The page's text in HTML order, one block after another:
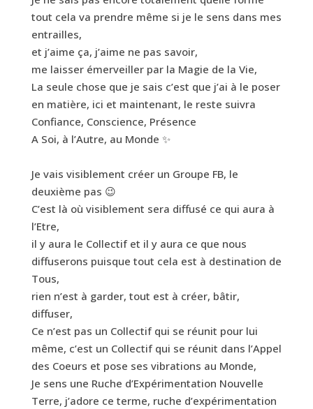
tout cela va prendre même si je le sens dans mes
entrailles,
et j’aime ça, j’aime ne pas savoir,
me laisser émerveiller par la Magie de la Vie,
La seule chose que je sais c’est que j’ai à le poser
en matière, ici et maintenant, le reste suivra
Confiance, Conscience, Présence
A Soi, à l’Autre, au Monde ✨
Je vais visiblement créer un Groupe FB, le
deuxième pas 😉
C’est là où visiblement sera diffusé ce qui aura à
l’Etre,
il y aura le Collectif et il y aura ce que nous
diffuserons puisque tout cela est à destination de
Tous,
rien n’est à garder, tout est à créer, bâtir,
diffuser,
Ce n’est pas un Collectif qui se réunit pour lui
même, c’est un Collectif qui se réunit dans l’Appel
des Coeurs et pose ses vibrations au Monde,
Je sens une Ruche d’Expérimentation Nouvelle
Terre, j’adore ce terme, ruche d’expérimentation